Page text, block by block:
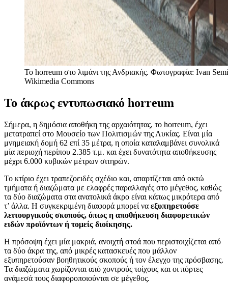
Το horreum στο λιμάνι της Ανδριακής. Φωτογραφία: Ivan
Wikimedia Commons
Το άκρως εντυπωσιακό horreum
Σήμερα, η δημόσια αποθήκη της αρχαιότητας, το horreum, έχει
μετατραπεί στο Μουσείο των Πολιτισμών της Λυκίας. Είναι μία
μνημειακή δομή 62 επί 35 μέτρα, η οποία καταλαμβάνει συνολικά
μία περιοχή περίπου 2.385 τ.μ. και έχει δυνατότητα αποθήκευσης
μέχρι 6.000 κυβικών μέτρων σιτηρών.
Το κτίριο έχει τραπεζοειδές σχέδιο και, απαρτίζεται από οκτώ
τμήματα ή διαζώματα με ελαφρές παραλλαγές στο μέγεθος, καθώς
τα δύο διαζώματα στα ανατολικά άκρο είναι κάπως μικρότερα από
τ’ άλλα. Η συγκεκριμένη διαφορά μπορεί να εξυπηρετούσε
λειτουργικούς σκοπούς, όπως η αποθήκευση διαφορετικών
ειδών προϊόντων ή τομείς διοίκησης.
Η πρόσοψη έχει μία μακριά, ανοιχτή στοά που περιστοιχίζεται από
τα δύο άκρα της, από μικρές κατασκευές που μάλλον
εξυπηρετούσαν βοηθητικούς σκοπούς ή τον έλεγχο της πρόσβασης.
Τα διαζώματα χωρίζονται από χοντρούς τοίχους και οι πόρτες
ανάμεσά τους διαφοροποιούνται σε μέγεθος.